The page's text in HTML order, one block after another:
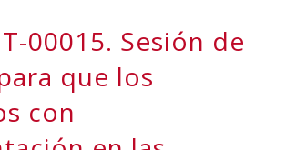
00015. Sesión de
que los
con